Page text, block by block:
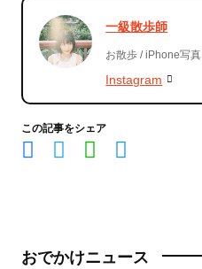
一級散歩師
お散歩 / iPhone写
Instagram
この記事をシェア
おでかけニュース